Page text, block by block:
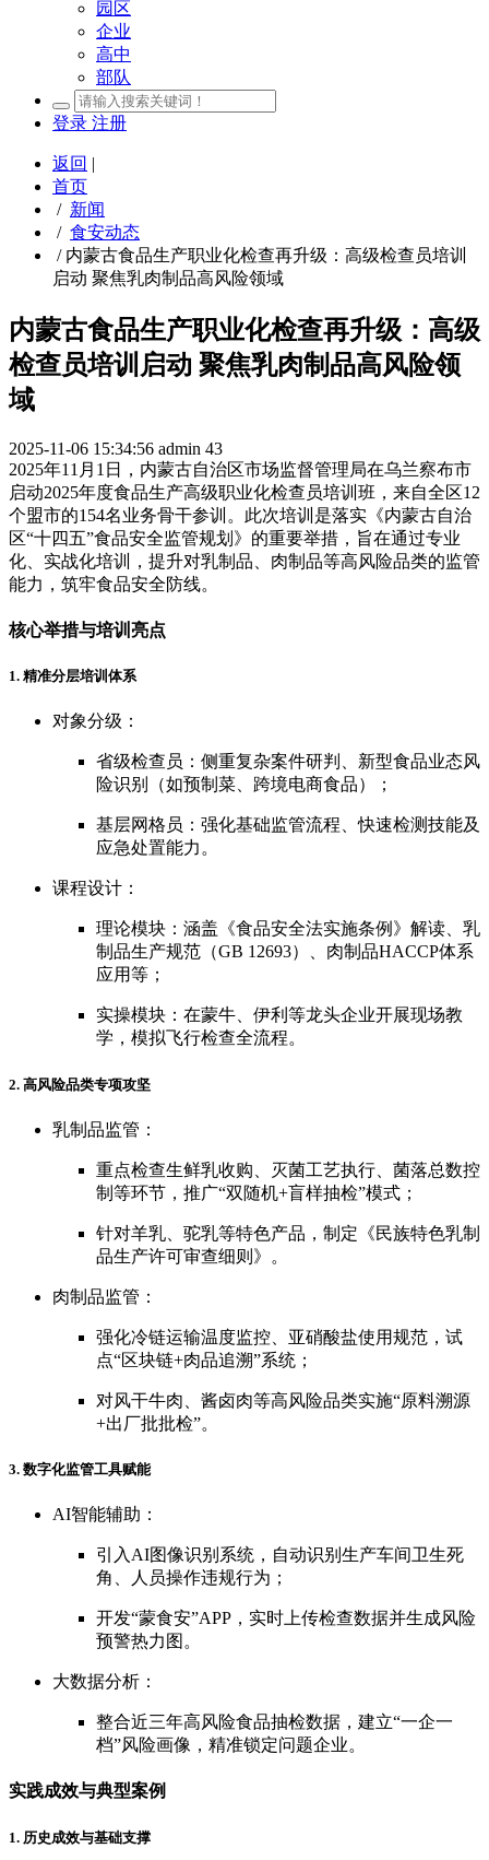
园区
企业
高中
部队
登录 注册
返回 |
首页
/ 新闻
/ 食安动态
/ 内蒙古食品生产职业化检查再升级：高级检查员培训
启动 聚焦乳肉制品高风险领域
内蒙古食品生产职业化检查再升级：高级
检查员培训启动 聚焦乳肉制品高风险领
域
2025-11-06 15:34:56 admin 43
2025年11月1日，内蒙古自治区市场监督管理局在乌兰察布市
启动2025年度食品生产高级职业化检查员培训班，来自全区12
个盟市的154名业务骨干参训。此次培训是落实《内蒙古自治
区“十四五”食品安全监管规划》的重要举措，旨在通过专业
化、实战化培训，提升对乳制品、肉制品等高风险品类的监管
能力，筑牢食品安全防线。
核心举措与培训亮点
1. 精准分层培训体系
对象分级：
省级检查员：侧重复杂案件研判、新型食品业态风
险识别（如预制菜、跨境电商食品）；
基层网格员：强化基础监管流程、快速检测技能及
应急处置能力。
课程设计：
理论模块：涵盖《食品安全法实施条例》解读、乳
制品生产规范（GB 12693）、肉制品HACCP体系
应用等；
实操模块：在蒙牛、伊利等龙头企业开展现场教
学，模拟飞行检查全流程。
2. 高风险品类专项攻坚
乳制品监管：
重点检查生鲜乳收购、灭菌工艺执行、菌落总数控
制等环节，推广“双随机+盲样抽检”模式；
针对羊乳、驼乳等特色产品，制定《民族特色乳制
品生产许可审查细则》。
肉制品监管：
强化冷链运输温度监控、亚硝酸盐使用规范，试
点“区块链+肉品追溯”系统；
对风干牛肉、酱卤肉等高风险品类实施“原料溯源
+出厂批批检”。
3. 数字化监管工具赋能
AI智能辅助：
引入AI图像识别系统，自动识别生产车间卫生死
角、人员操作违规行为；
开发“蒙食安”APP，实时上传检查数据并生成风险
预警热力图。
大数据分析：
整合近三年高风险食品抽检数据，建立“一企一
档”风险画像，精准锁定问题企业。
实践成效与典型案例
1. 历史成效与基础支撑